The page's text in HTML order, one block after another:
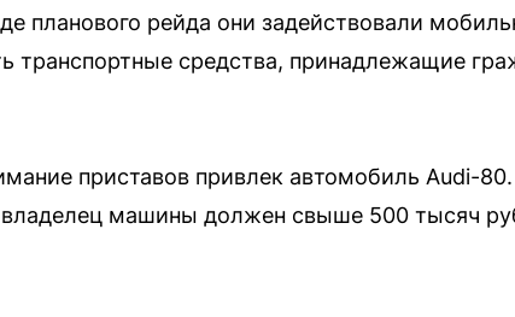
планового рейда они задействовали
транспортные средства, принадлежащие
приставов привлек автомобиль Audi-
владелец машины должен свыше 500 тысяч